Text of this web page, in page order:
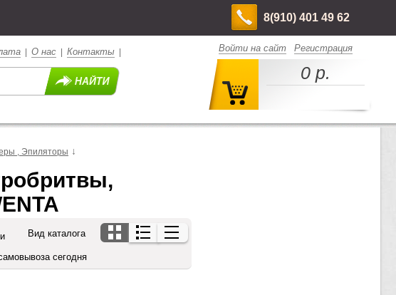
8(910) 401 49 62
О нас Контакты Войти на сайт Регистрация
0 р.
, Эпиляторы ↓
сегодня
Вид каталога